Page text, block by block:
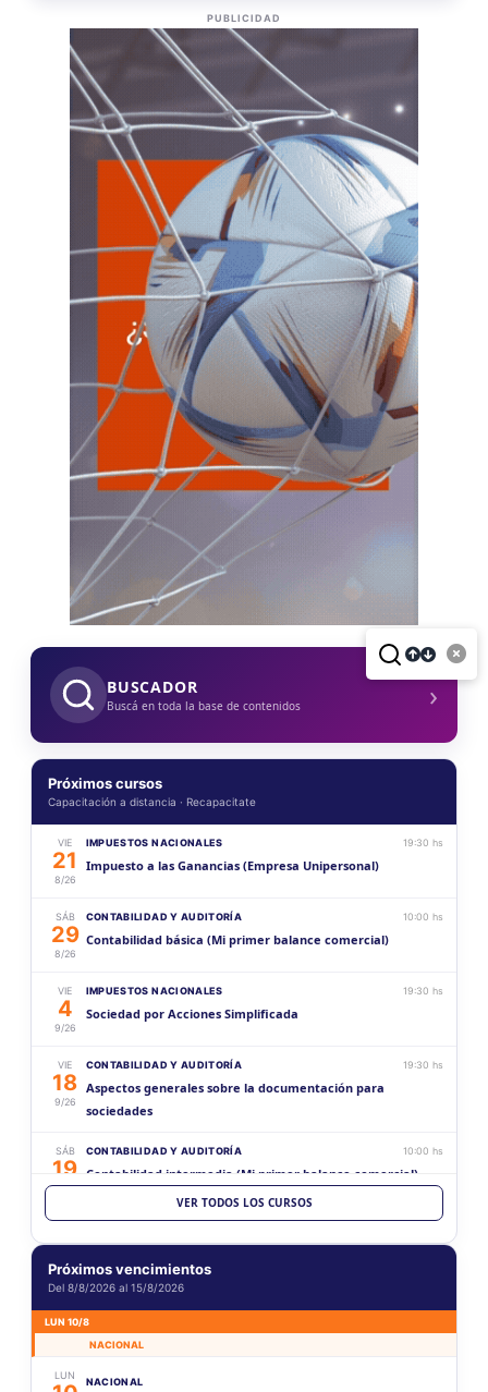
PUBLICIDAD
BUSCADOR
Buscá en toda la base de contenidos ›
Próximos cursos
Capacitación a distancia · Recapacitate
VIE
21
8/26
IMPUESTOS NACIONALES 19:30 hs
Impuesto a las Ganancias (Empresa Unipersonal)
SÁB
29
8/26
CONTABILIDAD Y AUDITORÍA 10:00 hs
Contabilidad básica (Mi primer balance comercial)
VIE
4
9/26
IMPUESTOS NACIONALES 19:30 hs
Sociedad por Acciones Simplificada
VIE
18
9/26
CONTABILIDAD Y AUDITORÍA 19:30 hs
Aspectos generales sobre la documentación para
sociedades
SÁB
19
9/26
CONTABILIDAD Y AUDITORÍA 10:00 hs
Contabilidad intermedia (Mi primer balance comercial)
VIE
2
10/26
CONTABILIDAD Y AUDITORÍA 19:30 hs
Estados Contables (Histórico vs Ajustado)
17
10/26
Contabilidad superior (Mi primer balance comercial)
SÁB
VER TODOS LOS CURSOS
Próximos vencimientos
Del 8/8/2026 al 15/8/2026
LUN 10/8
NACIONAL
LUN
NACIONAL